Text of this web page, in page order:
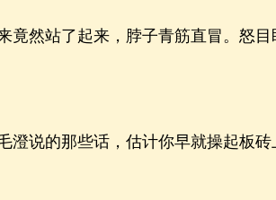
然站了起来，脖子青筋直冒。怒目
说的那些话，估计你早就操起板砖